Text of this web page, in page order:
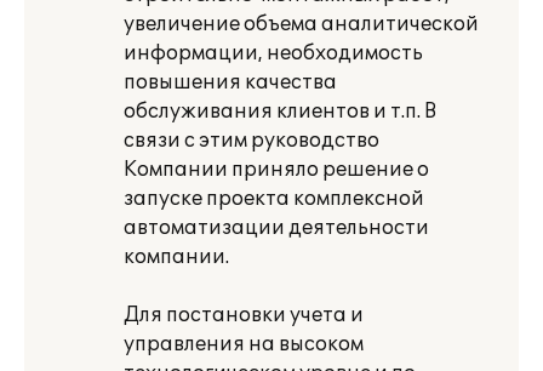
увеличение объема аналитической
информации, необходимость
повышения качества
обслуживания клиентов и т.п. В
связи с этим руководство
Компании приняло решение о
запуске проекта комплексной
автоматизации деятельности
компании.
Для постановки учета и
управления на высоком